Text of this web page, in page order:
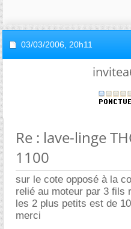
03/03/2006, 20h11
Re : lave-linge
1100
sur le cote opposé à la
relié au moteur par 3 fils
les 2 plus petits est de
merci